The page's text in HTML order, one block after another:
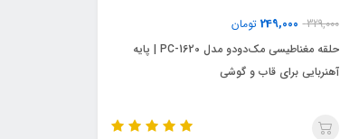
329,000
249,000 تومان
حلقه مغناطیسی مک‌دودو مدل PC-1620 | پایه
آهنربایی برای قاب و گوشی